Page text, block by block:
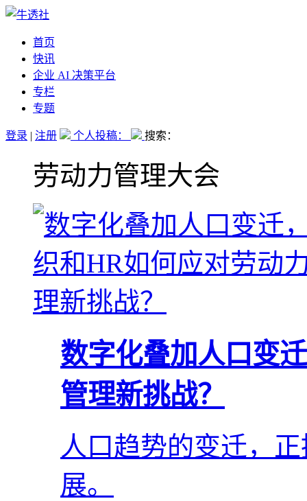
首页
快讯
企业 AI 决策平台
专栏
专题
登录 | 注册 个人投稿： 搜索：
劳动力管理大会
数字化叠加人口变
管理新挑战？
人口趋势的变迁，
展。